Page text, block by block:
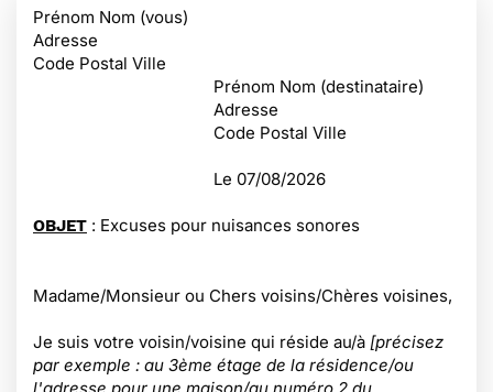
Prénom Nom (vous)
Adresse
Code Postal Ville
Prénom Nom (destinataire)
Adresse
Code Postal Ville
Le 07/08/2026
OBJET : Excuses pour nuisances sonores
Madame/Monsieur ou Chers voisins/Chères voisines,
Je suis votre voisin/voisine qui réside au/à [précisez
par exemple : au 3ème étage de la résidence/ou